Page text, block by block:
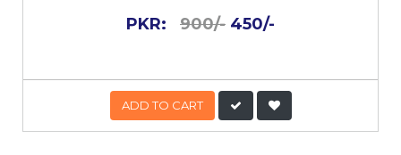
PKR: 900/- 450/-
ADD TO CART